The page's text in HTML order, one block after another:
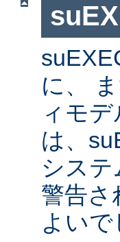
に、
ィモ
は、
シス
警告さ
よいで